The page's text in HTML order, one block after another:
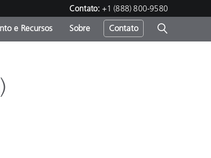
Contato: +1 (888) 800-9580
e Recursos Sobre Contato